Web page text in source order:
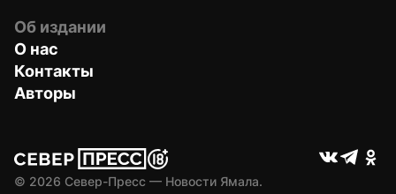
Об издании
О нас
Контакты
Авторы
© 2026 Север-Пресс — Новости Ямала.